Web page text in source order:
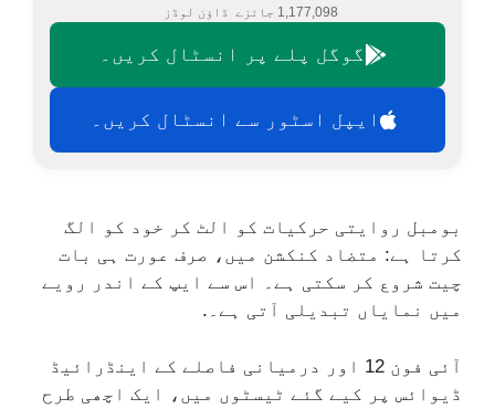
1,177,098 جائزے ڈاؤن لوڈز
گوگل پلے پر انسٹال کریں۔
ایپل اسٹور سے انسٹال کریں۔
بومبل روایتی حرکیات کو الٹ کر خود کو الگ
کرتا ہے: متضاد کنکشن میں، صرف عورت ہی بات
چیت شروع کر سکتی ہے۔ اس سے ایپ کے اندر رویے
میں نمایاں تبدیلی آتی ہے۔.
آئی فون 12 اور درمیانی فاصلے کے اینڈرائیڈ
ڈیوائس پر کیے گئے ٹیسٹوں میں، ایک اچھی طرح